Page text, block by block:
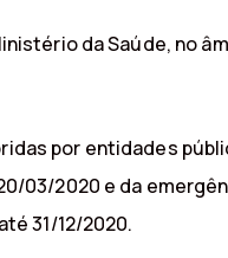
da Saúde,
por entidades
03/2020 e da
31/12/2020.